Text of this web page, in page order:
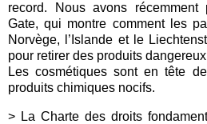
record. Nous avons
Gate, qui montre comment les
Norvège, l’Islande et le
pour retirer des produits
Les cosmétiques sont en tête
produits chimiques nocifs.
> La Charte des droits